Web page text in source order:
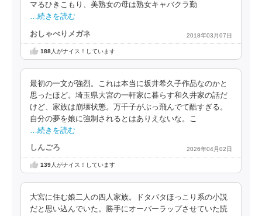
マるひきこもり、美熟女の母は熟女キャバクラ勤
…続きを読む
おしゃべりメガネ 2018年03月07日
188人がナイス！しています
最初の一文が強烈。これは本当に坂井希久子作品なのかと
思ったほど。埼玉県大宮の一軒家に暮らす和久井家の話だ
けど、家族は崩壊状態。万千子がぶっ飛んでて酷すぎる。
自分の夢を娘に強制されるとはありえないな。こ
…続きを読む
しんごろ 2026年04月02日
139人がナイス！しています
大宮に住む娘二人の四人家族。ドタバタほっこり系の小説
だと思い込んでいた。勝手にオーバーラップさせていた読